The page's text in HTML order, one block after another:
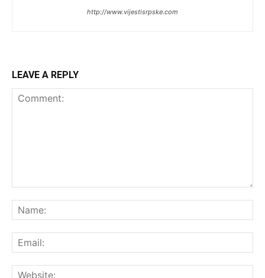
http://www.vijestisrpske.com
LEAVE A REPLY